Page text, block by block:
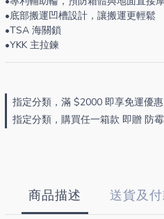
•底部搬運凹槽設計，讓搬運更輕鬆
•TSA 海關鎖
•YKK 主拉鍊
指定分類，滿 $2000 即享免運優惠
指定分類，購買任一箱款 即贈 防
商品描述 送貨及